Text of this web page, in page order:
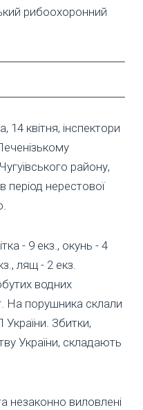
рибоохоронний
квітня, інспектори
району,
період нерестової
- 9 екз., окунь - 4
лящ - 2 екз.
водних
На порушника склали
Збитки,
України, складають
незаконно виловлені